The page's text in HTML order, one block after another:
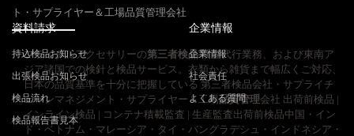
ト・サプライヤー＆工場品質管理会社
ブライダルアクセサリーの第三者検品検査代行業務、および東南ア
ジア諸国での検針と検品サービス。衣類から雑貨まで幅広くご対応、
日本の品質基準を十分に把握している 第三者検品会社・サプライチ
ェーンマネジメント・サプライヤー＆工場品質管理会社 出荷前検品 |
インライン検品 | コンテナ積載監査 | 生産監査出荷前検品中国・イン
ド・ベトナム・マレーシア・タイ・バングラデシュ・インドネシア・
資料請求
持込検品お知らせ
出張検品お知らせ
検品流れ
検品報告書見本
企業情報
企業情報
社会責任
よくある質問